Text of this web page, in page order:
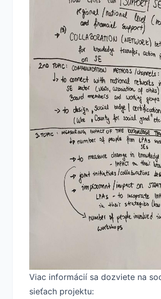
Viac informácií sa dozviete na
sieťach projektu: